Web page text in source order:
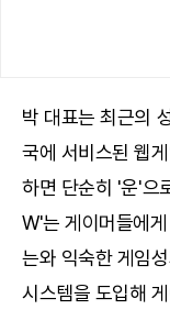
박 대표는 최근의
국에 서비스된 웹
하면 단순히 '운'으
W'는 게이머들에
는와 익숙한 게임
시스템을 도입해